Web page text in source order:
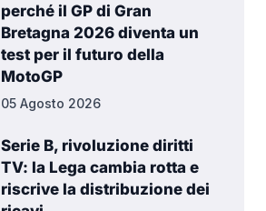
perché il GP di Gran
Bretagna 2026 diventa un
test per il futuro della
MotoGP
05 Agosto 2026
Serie B, rivoluzione diritti
TV: la Lega cambia rotta e
riscrive la distribuzione dei